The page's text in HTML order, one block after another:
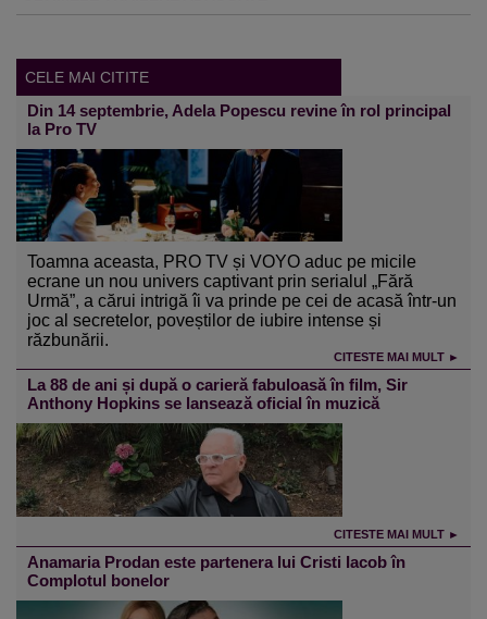
CELE MAI CITITE
Din 14 septembrie, Adela Popescu revine în rol principal
la Pro TV
Toamna aceasta, PRO TV și VOYO aduc pe micile
ecrane un nou univers captivant prin serialul „Fără
Urmă”, a cărui intrigă îi va prinde pe cei de acasă într-un
joc al secretelor, poveștilor de iubire intense și
răzbunării.
CITESTE MAI MULT ►
La 88 de ani și după o carieră fabuloasă în film, Sir
Anthony Hopkins se lansează oficial în muzică
CITESTE MAI MULT ►
Anamaria Prodan este partenera lui Cristi Iacob în
Complotul bonelor